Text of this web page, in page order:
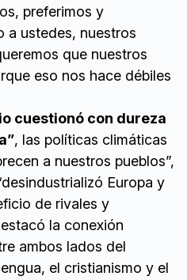
preferimos y
a ustedes, nuestros
que nuestros
eso nos hace débiles
cuestionó con dureza
, las políticas climáticas
a nuestros pueblos”,
Europa y
de rivales y
la conexión
ambos lados del
el cristianismo y el